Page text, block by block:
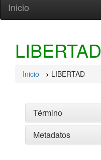
Inicio
LIBERTAD
Inicio LIBERTAD
Término
Metadatos